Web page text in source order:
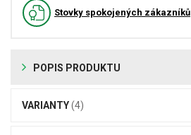
Stovky spokojených zákazníků
POPIS PRODUKTU
VARIANTY(4)